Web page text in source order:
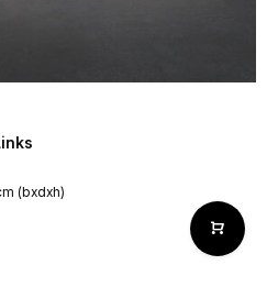
(bxdxh)